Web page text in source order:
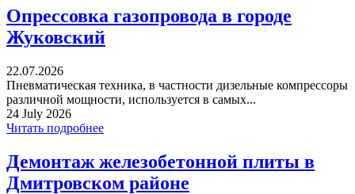
Опрессовка газопровода в городе
Жуковский
22.07.2026
Пневматическая техника, в частности дизельные компрессоры
различной мощности, используется в самых...
24 July 2026
Читать подробнее
Демонтаж железобетонной плиты в
Дмитровском районе